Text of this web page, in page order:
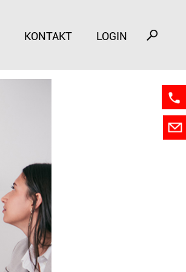
KONTAKT LOGIN
Login
Suche